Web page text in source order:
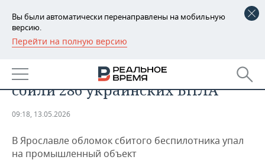
Вы были автоматически перенаправлены на мобильную
версию.
Перейти на полную версию
РЕГИОНЫ
БАШКОРТОСТАН
ТАТАРСТАН
НОВОСТИ
АНАЛИТИКА
ДЕКЛАРАЦИИ О ДОХОДАХ
НОВОСТИ ЭКОНОМИКИ
ПРОМЫШЛЕННОСТЬ
За ночь средства ПВО России
сбили 286 украинских БПЛА
09:18, 13.05.2026
В Ярославле обломок сбитого беспилотника упал
на промышленный объект